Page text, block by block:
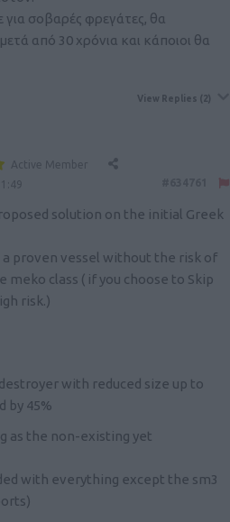
σοβαρές φρεγάτες, θα
από 30 χρόνια και κάποιοι θα
View Replies (2)
Active Member
solution on the initial Greek
a proven vessel without the risk of
meko class ( if you choose to Skip
risk.)
with reduced size up to
by 45%
as the non-existing yet
with everything except the sm3